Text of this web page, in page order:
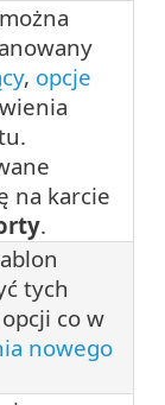
, opcje
na karcie
.
tych
co w
nowego